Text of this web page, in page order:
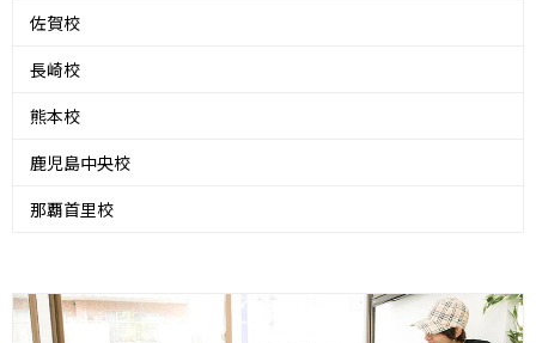
佐賀校
長崎校
熊本校
鹿児島中央校
那覇首里校